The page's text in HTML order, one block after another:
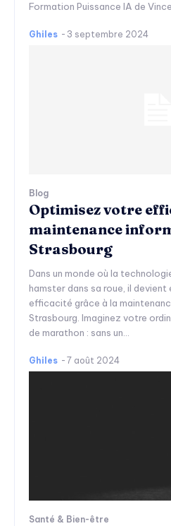
Formation Puissance IA de
Ghiles - 3 septembre 2024
Blog
Optimisez votre
maintenance
Strasbourg
Dans un monde où la
hamster dans sa roue, il devient
efficacité grâce à la
Strasbourg. Imaginez votre
de marathon : sans un...
Ghiles - 7 août 2024
Santé & Bien-être